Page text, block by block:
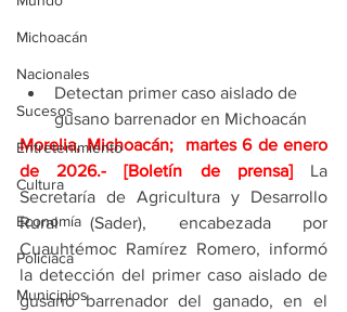
Michoacán
Nacionales
Sucesos
Entretenimiento
Cultura
Economía
Policíaca
Municipios
Detectan primer caso aislado de
gusano barrenador en Michoacán
Morelia, Michoacán;  martes 6 de enero
de 2026.- [Boletín de prensa] La
Secretaría de Agricultura y Desarrollo
Rural (Sader), encabezada por
Cuauhtémoc Ramírez Romero, informó
la detección del primer caso aislado de
gusano barrenador del ganado, en el